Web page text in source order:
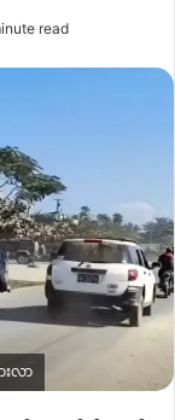
read
လာ